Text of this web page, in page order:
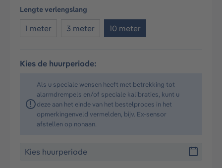
Selecteer
Lengte verlengslang
1 meter 3 meter 10 meter
Kies de huurperiode:
Als u speciale wensen heeft met betrekking tot
alarmdrempels en/of speciale kalibraties, kunt u
deze aan het einde van het bestelproces in het
opmerkingenveld vermelden, bijv. Ex-sensor
afstellen op nonaan.